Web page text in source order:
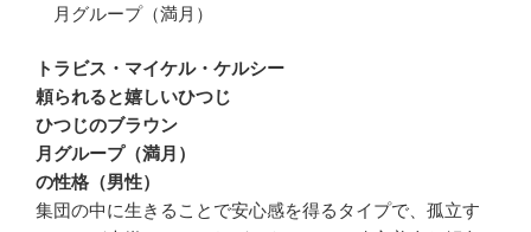
月グループ（満月）
トラビス・マイケル・ケルシー
頼られると嬉しいひつじ
ひつじのブラウン
月グループ（満月）
の性格（男性）
集団の中に生きることで安心感を得るタイプで、孤立す